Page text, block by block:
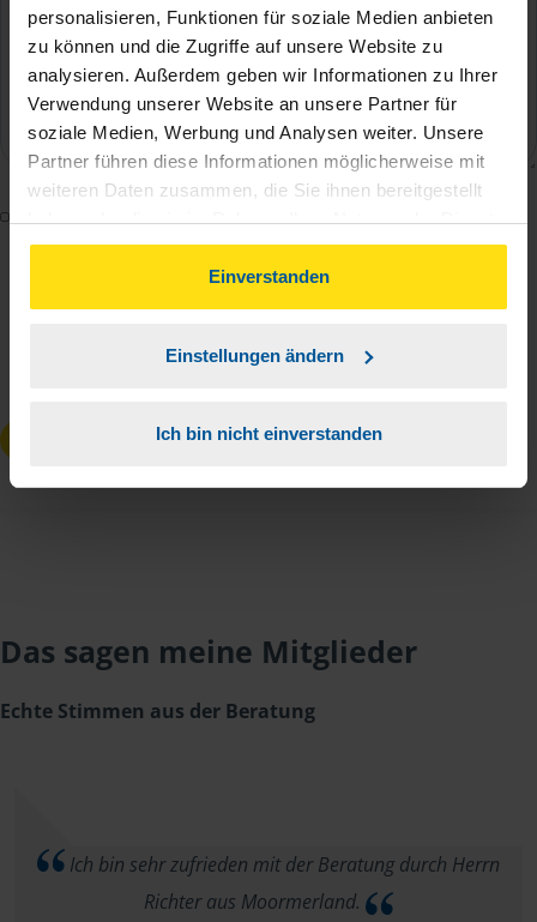
personalisieren, Funktionen für soziale Medien anbieten
zu können und die Zugriffe auf unsere Website zu
analysieren. Außerdem geben wir Informationen zu Ihrer
Verwendung unserer Website an unsere Partner für
soziale Medien, Werbung und Analysen weiter. Unsere
Partner führen diese Informationen möglicherweise mit
weiteren Daten zusammen, die Sie ihnen bereitgestellt
haben oder die sie im Rahmen Ihrer Nutzung der Dienste
gesammelt haben. Indem Sie auf Einverstanden klicken,
können Sie der Verwendung von Cookies, gemäß
unserer➔ Datenschutzrichtliniezustimmen.
Einverstanden
Einstellungen ändern
Ich bin nicht einverstanden
mich damit einverstanden, dass meine Daten zur
Bearbeitung meines Anliegens sowie zur internen
Analyse der Zugriffsquelle verwendet werden.
Datenschutzbestimmungenhabe ich zur
Anfrage absenden
Das sagen meine Mitglieder
Echte Stimmen aus der Beratung
Ich bin sehr zufrieden mit der Beratung durch Herrn
Richter aus Moormerland.